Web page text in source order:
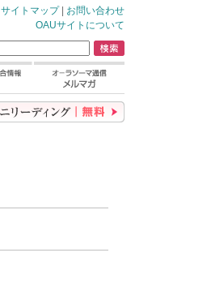
サイトマップ| お問い合わせ
OAUサイトについて